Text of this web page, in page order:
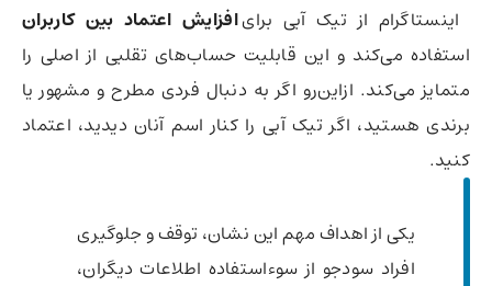
اینستاگرام از تیک آبی برایافزایش اعتماد بین کاربران
استفاده می‌کند و این قابلیت حساب‌های تقلبی از اصلی را
متمایز می‌کند. ازاین‌رو اگر به دنبال فردی مطرح و مشهور یا
برندی هستید، اگر تیک آبی را کنار اسم آنان دیدید، اعتماد
کنید.
یکی از اهداف مهم این نشان، توقف و جلوگیری
افراد سودجو از سوءاستفاده اطلاعات دیگران،